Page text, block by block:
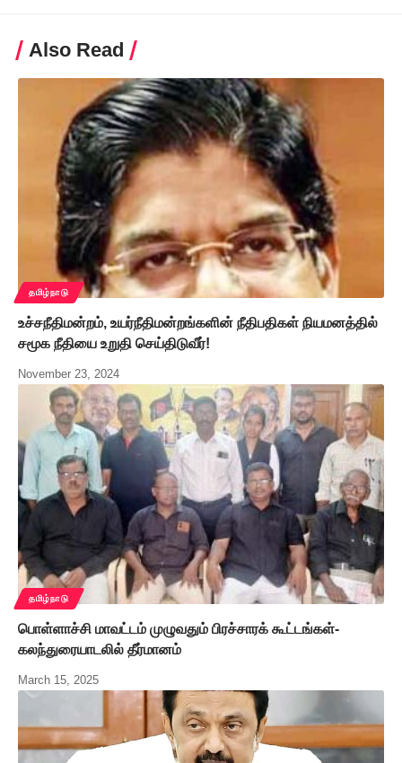
Also Read
தமிழ்நாடு
உச்சநீதிமன்றம், உயர்நீதிமன்றங்களின் நீதிபதிகள் நியமனத்தில்
சமூக நீதியை உறுதி செய்திடுவீர்!
November 23, 2024
தமிழ்நாடு
பொள்ளாச்சி மாவட்டம் முழுவதும் பிரச்சாரக் கூட்டங்கள்-
கலந்துரையாடலில் தீர்மானம்
March 15, 2025